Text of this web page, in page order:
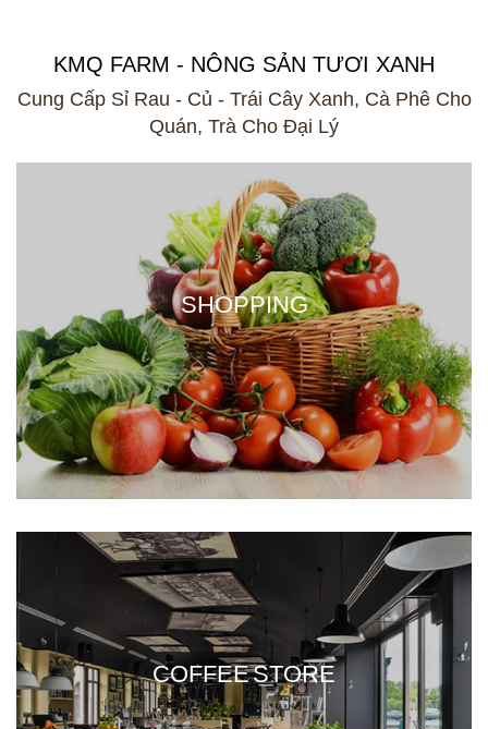
KMQ FARM - NÔNG SẢN TƯƠI XANH
Cung Cấp Sỉ Rau - Củ - Trái Cây Xanh, Cà Phê Cho
Quán, Trà Cho Đại Lý
SHOPPING
COFFEE STORE